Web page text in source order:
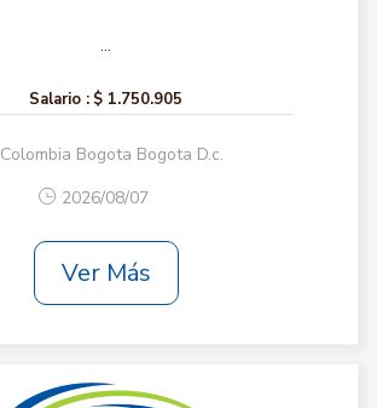
...
Salario : $ 1.750.905
Colombia Bogota Bogota D.c.
2026/08/07
Ver Más